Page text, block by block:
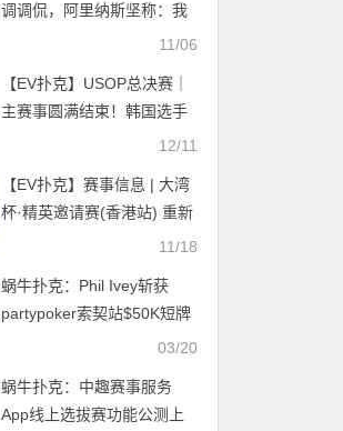
调调侃，阿里纳斯坚称：我
11/06
【EV扑克】USOP总决赛｜
主赛事圆满结束！韩国选手
Choi Hun Tae斩获冠军奖
揽二三四名分走最大一块蛋
糕！
12/11
【EV扑克】赛事信息 | 大湾
杯·精英邀请赛(香港站) 重新
定档 2025.12.14-21重磅开
11/18
蜗牛扑克：Phil Ivey斩获
partypoker索契站$50K短牌
03/20
蜗牛扑克：中趣赛事服务
App线上选拔赛功能公测上